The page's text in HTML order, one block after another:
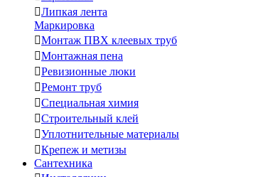
Липкая лента
Маркировка
Монтаж ПВХ клеевых труб
Монтажная пена
Ревизионные люки
Ремонт труб
Специальная химия
Строительный клей
Уплотнительные материалы
Крепеж и метизы
Сантехника